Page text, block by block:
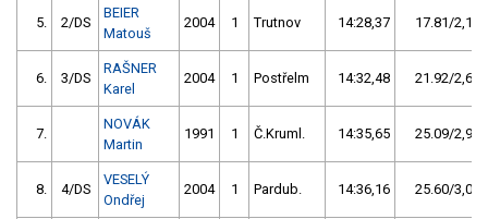
5. 2/DS
BEIER
Matouš
2004 1 Trutnov 14:28,37 17.81/2,1
6. 3/DS
RAŠNER
Karel
2004 1 Postřelm 14:32,48 21.92/2,6
7.
NOVÁK
Martin
1991 1 Č.Kruml. 14:35,65 25.09/2,9
8. 4/DS
VESELÝ
Ondřej
2004 1 Pardub. 14:36,16 25.60/3,0